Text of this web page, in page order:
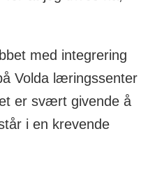
med integrering
Volda læringssenter
er svært givende å
i en krevende